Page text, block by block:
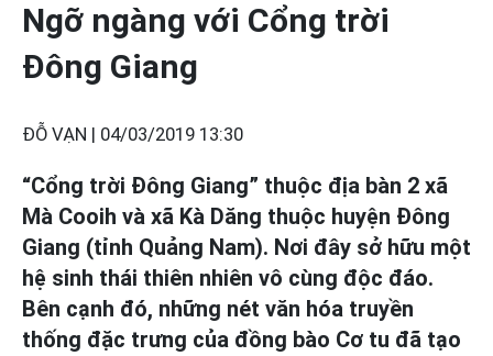
Ngỡ ngàng với Cổng trời
Đông Giang
ĐỖ VẠN | 04/03/2019 13:30
“Cổng trời Đông Giang” thuộc địa bàn 2 xã
Mà Cooih và xã Kà Dăng thuộc huyện Đông
Giang (tỉnh Quảng Nam). Nơi đây sở hữu một
hệ sinh thái thiên nhiên vô cùng độc đáo.
Bên cạnh đó, những nét văn hóa truyền
thống đặc trưng của đồng bào Cơ tu đã tạo